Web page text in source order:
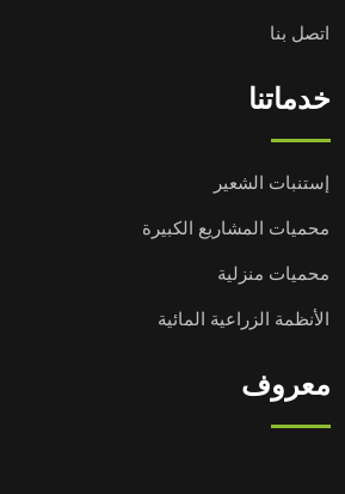
اتصل بنا
خدماتنا
إستنبات الشعير
محميات المشاريع الكبيرة
محميات منزلية
الأنظمة الزراعية المائية
معروف